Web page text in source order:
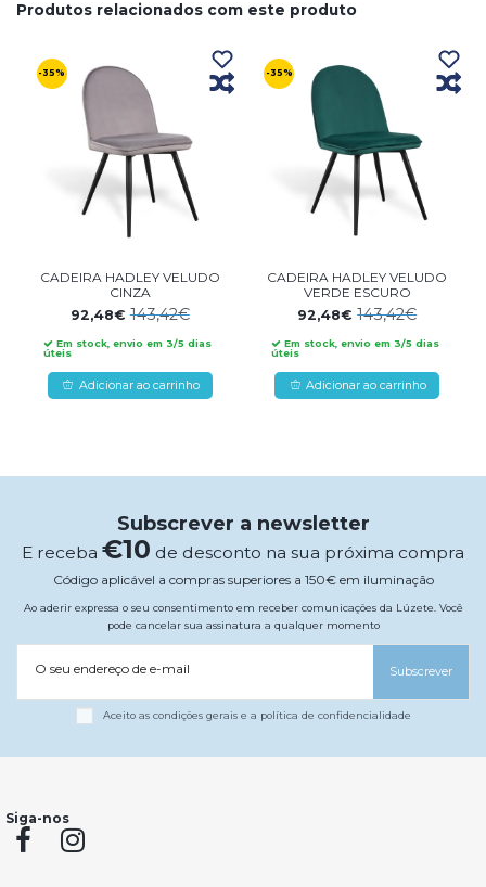
Produtos relacionados com este produto
-35%
CADEIRA HADLEY VELUDO
CINZA
92,48€143,42€
Em stock, envio em 3/5 dias
úteis
Adicionar ao carrinho
-35%
CADEIRA HADLEY VELUDO
VERDE ESCURO
92,48€143,42€
Em stock, envio em 3/5 dias
úteis
Adicionar ao carrinho
Subscrever a newsletter
E receba €10 de desconto na sua próxima compra
Código aplicável a compras superiores a 150€ em iluminação
Ao aderir expressa o seu consentimento em receber comunicações da Lúzete. Você
pode cancelar sua assinatura a qualquer momento
O seu endereço de e-mail Subscrever
Aceito as condições gerais e a política de confidencialidade
Siga-nos